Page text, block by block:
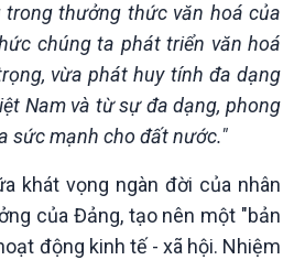
thưởng thức văn hoá của
chúng ta phát triển văn hoá
vừa phát huy tính đa dạng
Nam và từ sự đa dạng, phong
sức mạnh cho đất nước."
khát vọng ngàn đời của nhân
của Đảng, tạo nên một "bản
động kinh tế - xã hội. Nhiệm